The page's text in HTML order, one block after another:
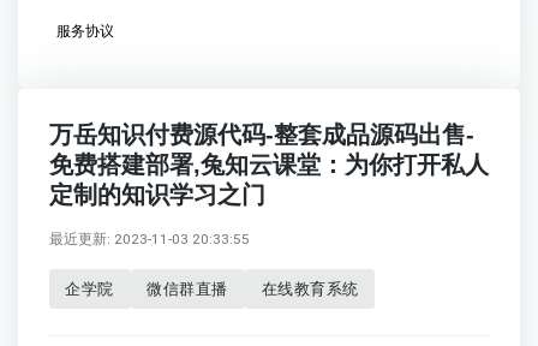
服务协议
万岳知识付费源代码-整套成品源码出售-
免费搭建部署,兔知云课堂：为你打开私人
定制的知识学习之门
最近更新: 2023-11-03 20:33:55
企学院 微信群直播 在线教育系统